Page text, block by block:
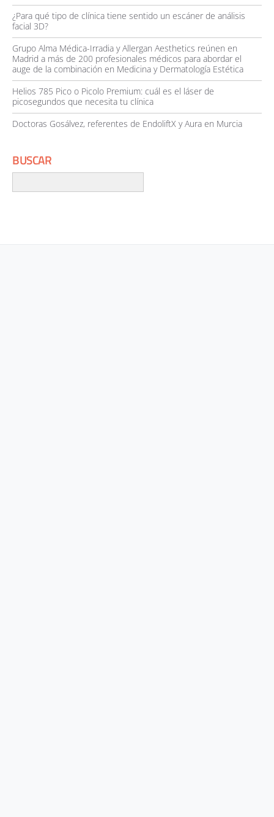
¿Para qué tipo de clínica tiene sentido un escáner de análisis
facial 3D?
Grupo Alma Médica-Irradia y Allergan Aesthetics reúnen en
Madrid a más de 200 profesionales médicos para abordar el
auge de la combinación en Medicina y Dermatología Estética
Helios 785 Pico o Picolo Premium: cuál es el láser de
picosegundos que necesita tu clínica
Doctoras Gosálvez, referentes de EndoliftX y Aura en Murcia
BUSCAR